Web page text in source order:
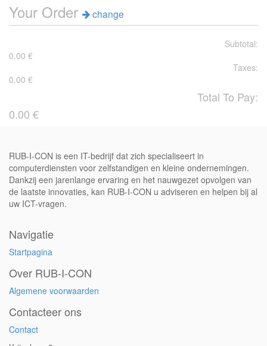
Your Order change
Subtotal:
0.00 €
Taxes:
0.00 €
Total To Pay:
0.00 €
RUB-I-CON is een IT-bedrijf dat zich specialiseert in
computerdiensten voor zelfstandigen en kleine ondernemingen.
Dankzij een jarenlange ervaring en het nauwgezet opvolgen van
de laatste innovaties, kan RUB-I-CON u adviseren en helpen bij al
uw ICT-vragen.
Navigatie
Startpagina
Over RUB-I-CON
Algemene voorwaarden
Contacteer ons
Contact